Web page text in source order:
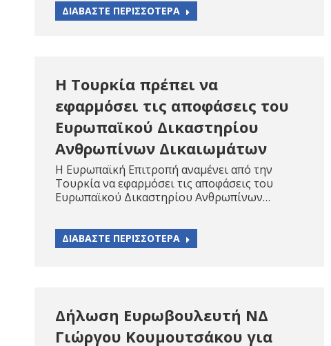
ΔΙΑΒΑΣΤΕ ΠΕΡΙΣΣΟΤΕΡΑ
Η Τουρκία πρέπει να
εφαρμόσει τις αποφάσεις του
Ευρωπαϊκού Δικαστηρίου
Ανθρωπίνων Δικαιωμάτων
Η Ευρωπαϊκή Επιτροπή αναμένει από την
Τουρκία να εφαρμόσει τις αποφάσεις του
Ευρωπαϊκού Δικαστηρίου Ανθρωπίνων…
ΔΙΑΒΑΣΤΕ ΠΕΡΙΣΣΟΤΕΡΑ
Δήλωση Ευρωβουλευτή ΝΔ
Γιώργου Κουμουτσάκου για